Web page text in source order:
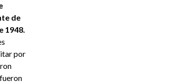
de
1948.
por